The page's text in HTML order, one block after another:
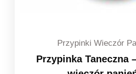
Przypinki Wieczór
Przypinka Taneczna